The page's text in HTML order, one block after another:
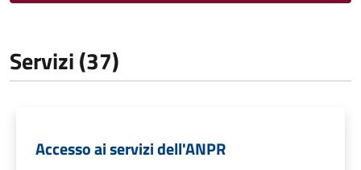
Servizi (37)
Accesso ai servizi dell'ANPR